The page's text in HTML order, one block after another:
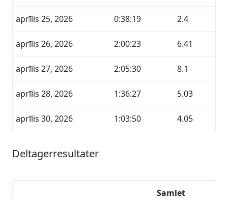
aprīlis 25, 2026 0:38:19 2.4
aprīlis 26, 2026 2:00:23 6.41
aprīlis 27, 2026 2:05:30 8.1
aprīlis 28, 2026 1:36:27 5.03
aprīlis 30, 2026 1:03:50 4.05
Deltagerresultater
Samlet